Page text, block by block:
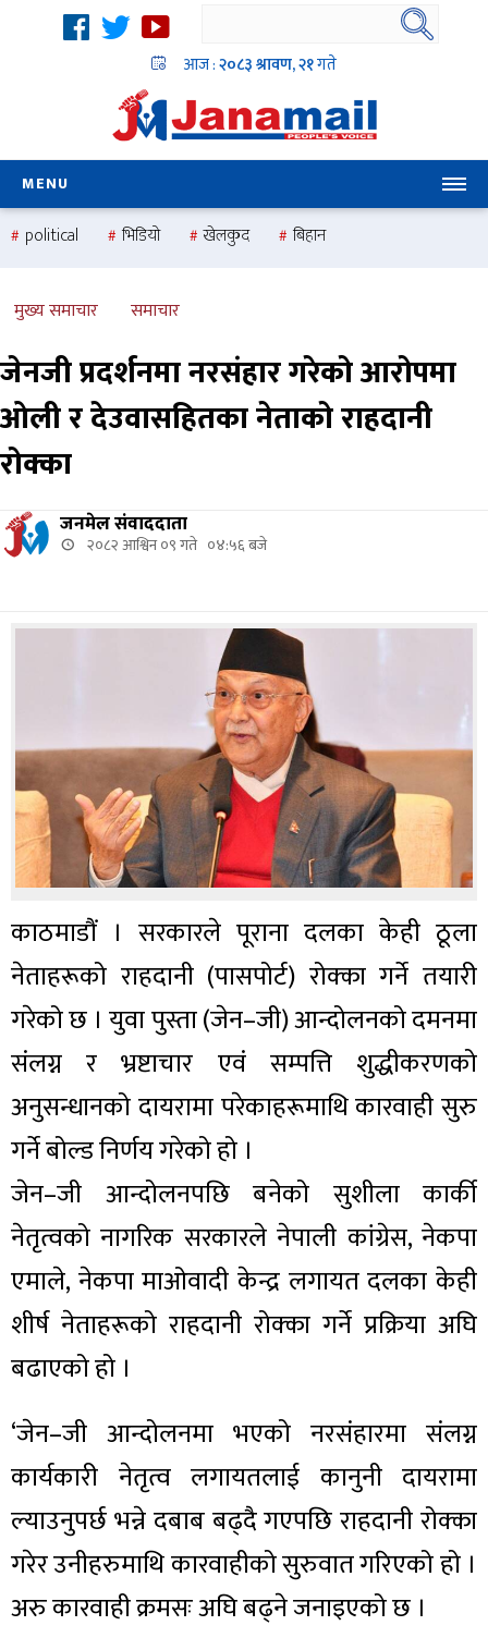
आज :२०८३ श्रावण, २१गते
MENU
political भिडियो खेलकुद
बिहान
national
health
मुख्य समाचार समाचार
जेनजी प्रदर्शनमा नरसंहार गरेको आरोपमा
ओली र देउवासहितका नेताको राहदानी
रोक्का
जनमेल संवाददाता
२०८२ आश्विन ०९ गते ०४:५६ बजे
काठमाडौं । सरकारले पूराना दलका केही ठूला
नेताहरूको राहदानी (पासपोर्ट) रोक्का गर्ने तयारी
गरेको छ । युवा पुस्ता (जेन–जी) आन्दोलनको दमनमा
संलग्न र भ्रष्टाचार एवं सम्पत्ति शुद्धीकरणको
अनुसन्धानको दायरामा परेकाहरूमाथि कारवाही सुरु
गर्ने बोल्ड निर्णय गरेको हो ।
जेन–जी आन्दोलनपछि बनेको सुशीला कार्की
नेतृत्वको नागरिक सरकारले नेपाली कांग्रेस, नेकपा
एमाले, नेकपा माओवादी केन्द्र लगायत दलका केही
शीर्ष नेताहरूको राहदानी रोक्का गर्ने प्रक्रिया अघि
बढाएको हो ।
‘जेन–जी आन्दोलनमा भएको नरसंहारमा संलग्न
कार्यकारी नेतृत्व लगायतलाई कानुनी दायरामा
ल्याउनुपर्छ भन्ने दबाब बढ्दै गएपछि राहदानी रोक्का
गरेर उनीहरुमाथि कारवाहीको सुरुवात गरिएको हो ।
अरु कारवाही क्रमसः अघि बढ्ने जनाइएको छ ।